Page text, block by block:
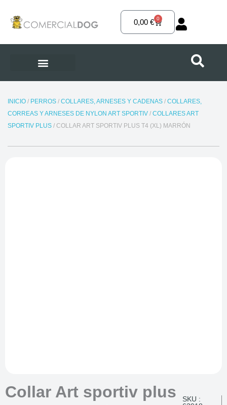
contenido
0,00€ 0
Carrito
INICIO/ PERROS/ COLLARES, ARNESES Y CADENAS/ COLLARES,
CORREAS Y ARNESES DE NYLON ART SPORTIV/ COLLARES ART
SPORTIV PLUS/ COLLAR ART SPORTIV PLUS T4 (XL) MARRÓN
Collar Art sportiv plus
SKU :